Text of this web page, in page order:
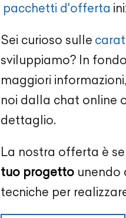
pacchetti d'offerta
Sei curioso sulle
sviluppiamo? In
maggiori
noi dalla chat online
dettaglio.
La nostra offerta è
tuo progetto unendo
tecniche per